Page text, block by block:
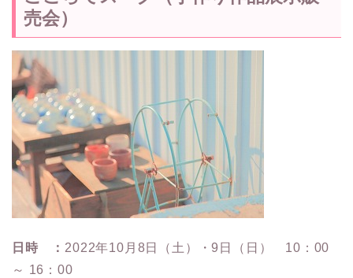
売会）
日時 ： 2022年10月8日（土）・9日（日） 10：00
～ 16：00